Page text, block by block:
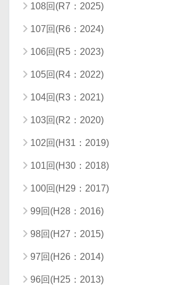
108回(R7：2025)
107回(R6：2024)
106回(R5：2023)
105回(R4：2022)
104回(R3：2021)
103回(R2：2020)
102回(H31：2019)
101回(H30：2018)
100回(H29：2017)
99回(H28：2016)
98回(H27：2015)
97回(H26：2014)
96回(H25：2013)